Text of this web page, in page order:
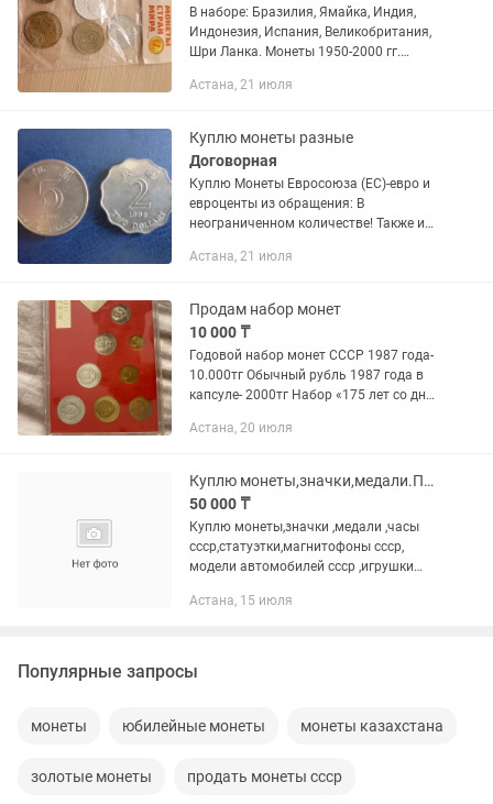
В наборе: Бразилия, Ямайка, Индия,
Индонезия, Испания, Великобритания,
Шри Ланка. Монеты 1950-2000 гг.
стран мира по цене от 100 тг, СССР и
Астана, 21 июля
Куплю монеты разные
Договорная
Куплю Монеты Евросоюза (ЕС)-евро и
евроценты из обращения: В
неограниченном количестве! Также и
куплю разный антиквариат-значки,
т....
Астана, 21 июля
Продам набор монет
10 000 ₸
Годовой набор монет СССР 1987 года-
10.000тг Обычный рубль 1987 года в
капсуле- 2000тг Набор «175 лет со дня
6000тг
Астана, 20 июля
Куплю монеты,значки,медали.Прочий антиквариат.
50 000 ₸
Куплю монеты,значки ,медали ,часы
ссср,статуэтки,магнитофоны ссср,
модели автомобилей ссср ,игрушки
ицы,картриджи от денди сега ,прочий
Астана, 15 июля
Популярные запросы
монеты юбилейные монеты монеты казахстана
золотые монеты продать монеты ссср